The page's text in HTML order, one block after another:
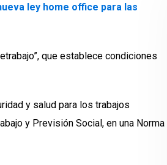
ley home office para las
que establece condiciones
y salud para los trabajos
y Previsión Social, en una Norma